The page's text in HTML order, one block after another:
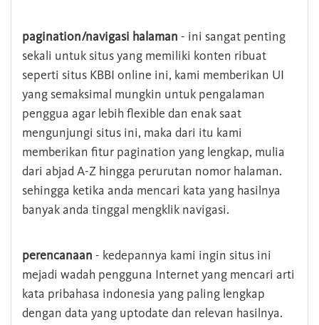
pagination/navigasi halaman - ini sangat penting
sekali untuk situs yang memiliki konten ribuat
seperti situs KBBI online ini, kami memberikan UI
yang semaksimal mungkin untuk pengalaman
penggua agar lebih flexible dan enak saat
mengunjungi situs ini, maka dari itu kami
memberikan fitur pagination yang lengkap, mulia
dari abjad A-Z hingga perurutan nomor halaman.
sehingga ketika anda mencari kata yang hasilnya
banyak anda tinggal mengklik navigasi.
perencanaan - kedepannya kami ingin situs ini
mejadi wadah pengguna Internet yang mencari arti
kata pribahasa indonesia yang paling lengkap
dengan data yang uptodate dan relevan hasilnya.